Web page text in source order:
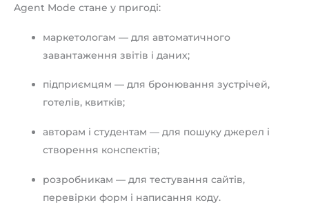
Agent Mode стане у пригоді:
маркетологам — для автоматичного
завантаження звітів і даних;
підприємцям — для бронювання зустрічей,
готелів, квитків;
авторам і студентам — для пошуку джерел і
створення конспектів;
розробникам — для тестування сайтів,
перевірки форм і написання коду.